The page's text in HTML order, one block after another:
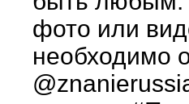
фото или
необходимо